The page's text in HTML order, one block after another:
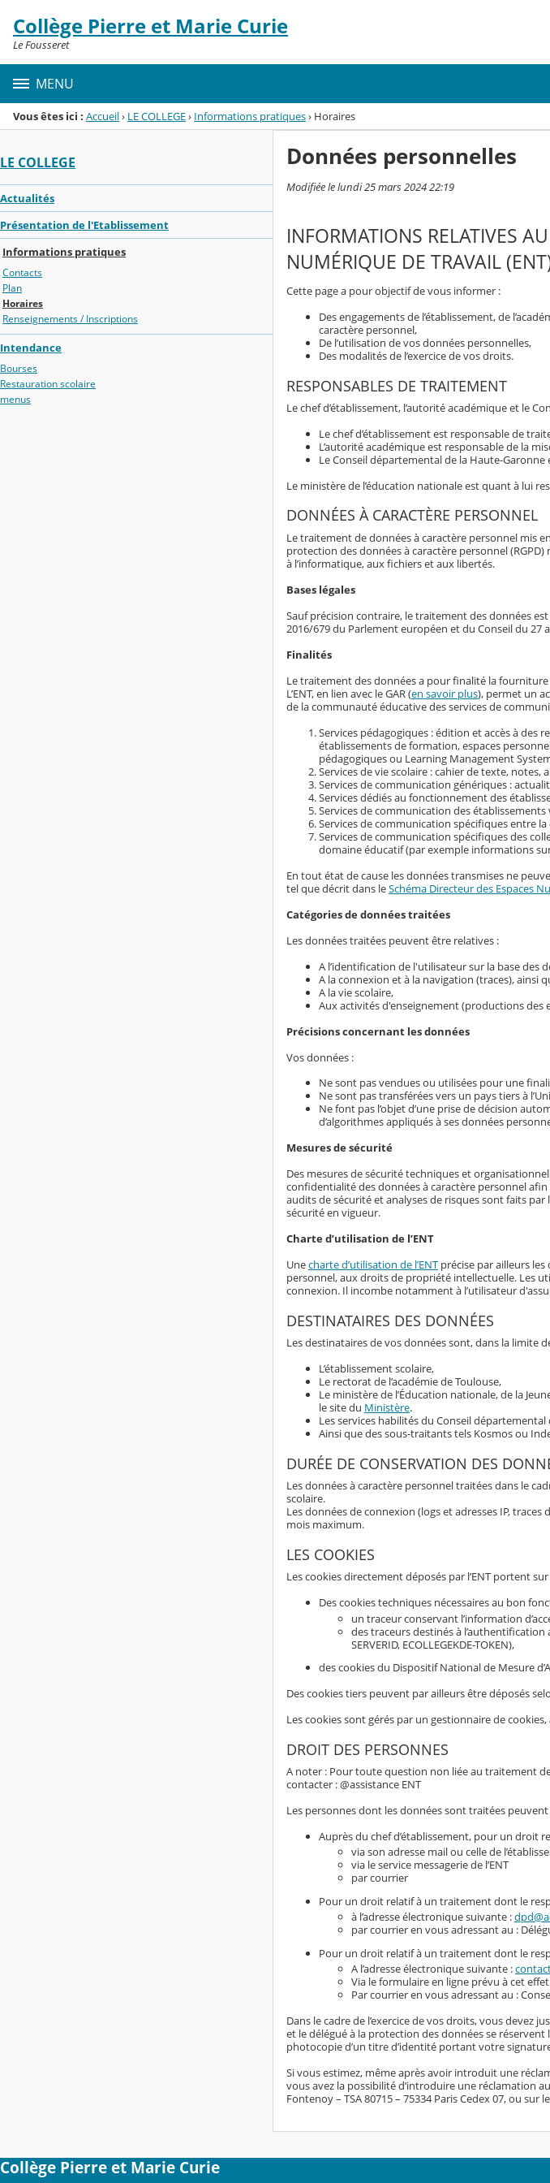
Menu de la rubrique
Contenu
Collège Pierre et Marie Curie
Le Fousseret
MENU
Vous êtes ici : Accueil› LE COLLEGE› Informations pratiques› Horaires
LE COLLEGE
Actualités
Présentation de l'Etablissement
Informations pratiques
Contacts
Plan
Horaires
Renseignements / Inscriptions
Intendance
Bourses
Restauration scolaire
menus
Données personnelles
Modifiée le lundi 25 mars 2024 22:19
INFORMATIONS RELATIVES
NUMÉRIQUE DE TRAVAIL
Cette page a pour objectif de vous informer :
Des engagements de l’établissement, de
caractère personnel,
De l’utilisation de vos données personnelles,
Des modalités de l’exercice de vos droits.
RESPONSABLES DE TRAITEMENT
Le chef d’établissement, l’autorité académique et le
Le chef d’établissement est responsable de
L’autorité académique est responsable de la
Le Conseil départemental de la Haute-
Le ministère de l’éducation nationale est quant à lui
DONNÉES À CARACTÈRE PERSONNEL
Le traitement de données à caractère personnel mis
protection des données à caractère personnel
à l’informatique, aux fichiers et aux libertés.
Bases légales
Sauf précision contraire, le traitement des données
2016/679 du Parlement européen et du Conseil du 27
Finalités
Le traitement des données a pour finalité la
L’ENT, en lien avec le GAR (en savoir plus), permet un
de la communauté éducative des services de
Services pédagogiques : édition et accès à des
établissements de formation, espaces
pédagogiques ou Learning Management
Services de vie scolaire : cahier de texte, notes,
Services de communication génériques :
Services dédiés au fonctionnement des
Services de communication des
Services de communication spécifiques entre
Services de communication spécifiques des
domaine éducatif (par exemple informations
En tout état de cause les données transmises ne
tel que décrit dans leSchéma Directeur des Espaces
Catégories de données traitées
Les données traitées peuvent être relatives :
A l’identification de l'utilisateur sur la base des
A la connexion et à la navigation (traces), ainsi
A la vie scolaire,
Aux activités d'enseignement (productions des
Précisions concernant les données
Vos données :
Ne sont pas vendues ou utilisées pour une
Ne sont pas transférées vers un pays tiers à
Ne font pas l’objet d’une prise de décision
d’algorithmes appliqués à ses données
Mesures de sécurité
Des mesures de sécurité techniques et
confidentialité des données à caractère personnel
audits de sécurité et analyses de risques sont faits par
sécurité en vigueur.
Charte d’utilisation de l’ENT
Unecharte d’utilisation de l’ENT précise par ailleurs
personnel, aux droits de propriété intellectuelle. Les
connexion. Il incombe notamment à l’utilisateur
DESTINATAIRES DES DONNÉES
Les destinataires de vos données sont, dans la limite
L’établissement scolaire,
Le rectorat de l’académie de Toulouse,
Le ministère de l’Éducation nationale, de la
le site du Ministère.
Les services habilités du Conseil
Ainsi que des sous-traitants tels Kosmos ou
DURÉE DE CONSERVATION DES
Les données à caractère personnel traitées dans le
scolaire.
Les données de connexion (logs et adresses IP,
mois maximum.
LES COOKIES
Les cookies directement déposés par l’ENT portent sur
Des cookies techniques nécessaires au bon
un traceur conservant l’information
des traceurs destinés à l’authentification
SERVERID, ECOLLEGEKDE-TOKEN),
des cookies du Dispositif National de Mesure
Des cookies tiers peuvent par ailleurs être déposés
Les cookies sont gérés par un gestionnaire de
DROIT DES PERSONNES
A noter : Pour toute question non liée au traitement
contacter : @assistance ENT
Les personnes dont les données sont traitées
Auprès du chef d’établissement, pour un droit
via son adresse mail ou celle de
via le service messagerie de l’ENT
par courrier
Pour un droit relatif à un traitement dont le
à l’adresse électronique suivante :
par courrier en vous adressant au :
Pour un droit relatif à un traitement dont le
A l’adresse électronique suivante :
Via le formulaire en ligne prévu à cet effet
Par courrier en vous adressant au :
Dans le cadre de l’exercice de vos droits, vous devez
et le délégué à la protection des données se
photocopie d’un titre d’identité portant votre
Si vous estimez, même après avoir introduit une
vous avez la possibilité d’introduire une réclamation
Fontenoy – TSA 80715 – 75334 Paris Cedex 07, ou sur
Collège Pierre et Marie Curie